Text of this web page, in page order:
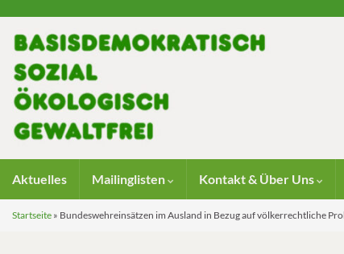
Aktuelles Mailinglisten Kontakt & Über Uns
Startseite » Bundeswehreinsätzen im Ausland in Bezug auf völkerrechtliche